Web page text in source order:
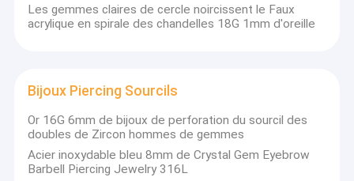
Bijoux perçants de nez
Bijoux perçants titaniques
Bijoux perçants industriels
Bijoux perçants de mamelon
Les gemmes claires de cercle noircissent le Faux
acrylique en spirale des chandelles 18G 1mm d'oreille
Bijoux Piercing Sourcils
Or 16G 6mm de bijoux de perforation du sourcil des
doubles de Zircon hommes de gemmes
Acier inoxydable bleu 8mm de Crystal Gem Eyebrow
Barbell Piercing Jewelry 316L
mensuel
des dépenses, nous pouvons te fournir une gamme complète
apporter des modifications, vous pouvez seulement charger
des honoraires de petit bureau.